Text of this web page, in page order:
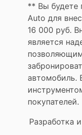
** Вы будете
Auto для
16 000 руб.
является
автомобиль.
покупателей.
Разработка